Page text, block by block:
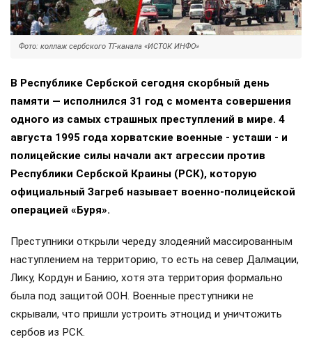
Фото: коллаж сербского ТГ-канала «ИСТОК ИНФО»
В Республике Сербской сегодня скорбный день
памяти — исполнился 31 год с момента совершения
одного из самых страшных преступлений в мире. 4
августа 1995 года хорватские военные - усташи - и
полицейские силы начали акт агрессии против
Республики Сербской Краины (РСК), которую
официальный Загреб называет военно-полицейской
операцией «Буря».
Преступники открыли череду злодеяний массированным
наступлением на территорию, то есть на север Далмации,
Лику, Кордун и Банию, хотя эта территория формально
была под защитой ООН. Военные преступники не
скрывали, что пришли устроить этноцид и уничтожить
сербов из РСК.